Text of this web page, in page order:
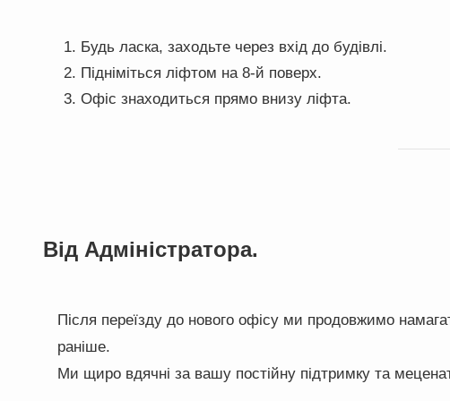
Будь ласка, заходьте через вхід до будівлі.
Підніміться ліфтом на 8-й поверх.
Офіс знаходиться прямо внизу ліфта.
Від Адміністратора.
Після переїзду до нового офісу ми продовжимо
раніше.
Ми щиро вдячні за вашу постійну підтримку та